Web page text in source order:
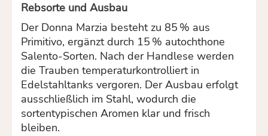
Rebsorte und Ausbau
Der Donna Marzia besteht zu 85 % aus
Primitivo, ergänzt durch 15 % autochthone
Salento-Sorten. Nach der Handlese werden
die Trauben temperaturkontrolliert in
Edelstahltanks vergoren. Der Ausbau erfolgt
ausschließlich im Stahl, wodurch die
sortentypischen Aromen klar und frisch
bleiben.